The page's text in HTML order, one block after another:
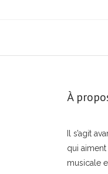
À
Il s’agit
qui
musicale